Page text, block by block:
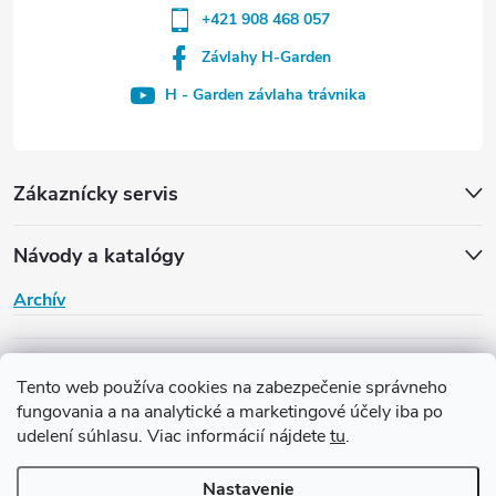
Tento web používa cookies na zabezpečenie správneho
fungovania a na analytické a marketingové účely iba po
udelení súhlasu. Viac informácií nájdetetu.
Nastavenie
Zákaznícky servis
Návody a katalógy
Archív
+421 908 468 057
Závlahy H-Garden
H - Garden závlaha trávnika
nastavenie cookies